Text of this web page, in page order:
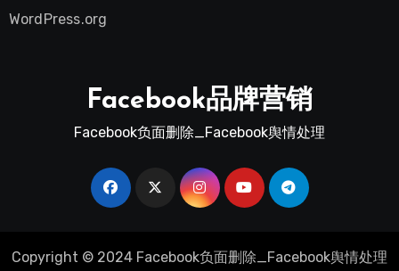
WordPress.org
Facebook品牌营销
Facebook负面删除_Facebook舆情处理
Copyright © 2024 Facebook负面删除_Facebook舆情处理